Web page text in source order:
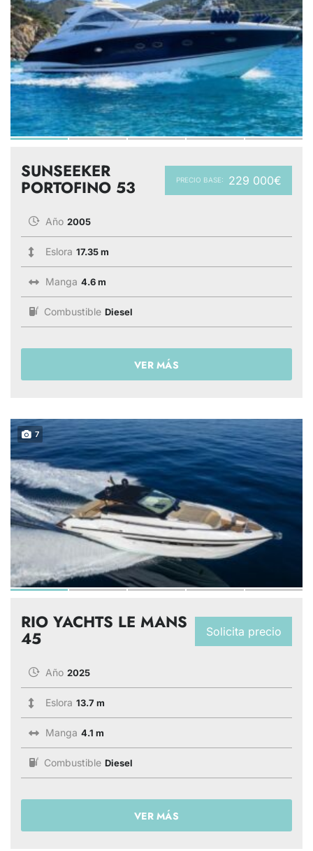
PRECIO BASE: 229 000€
SUNSEEKER
PORTOFINO 53
Año 2005
Eslora 17.35 m
Manga 4.6 m
Combustible Diesel
VER MÁS
7
Solicita precio
RIO YACHTS LE MANS
45
Año 2025
Eslora 13.7 m
Manga 4.1 m
Combustible Diesel
VER MÁS